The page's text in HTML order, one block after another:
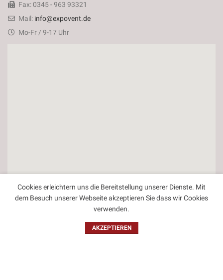
Fax: 0345 - 963 93321
Mail: info@expovent.de
Mo-Fr / 9-17 Uhr
Cookies erleichtern uns die Bereitstellung unserer Dienste. Mit
dem Besuch unserer Webseite akzeptieren Sie dass wir Cookies
verwenden.
AKZEPTIEREN